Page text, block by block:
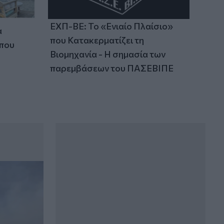
ΕΧΠ-ΒΕ: Το «Ενιαίο Πλαίσιο»
που Κατακερματίζει τη
Βιομηχανία - Η σημασία των
παρεμβάσεων του ΠΑΣΕΒΙΠΕ